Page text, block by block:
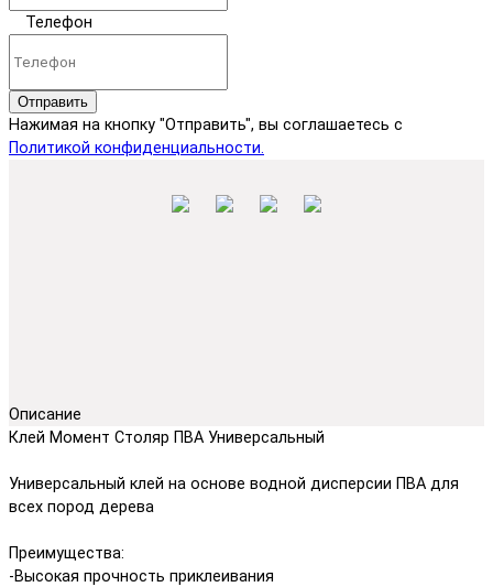
Телефон
Отправить
Нажимая на кнопку "Отправить", вы соглашаетесь с
Политикой конфиденциальности.
Описание
Клей Момент Столяр ПВА Универсальный
Универсальный клей на основе водной дисперсии ПВА для
всех пород дерева
Преимущества:
-Высокая прочность приклеивания